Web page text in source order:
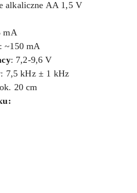
alkaliczne AA 1,5 V
mA
~150 mA
: 7,2-9,6 V
: 7,5 kHz ± 1 kHz
20 cm